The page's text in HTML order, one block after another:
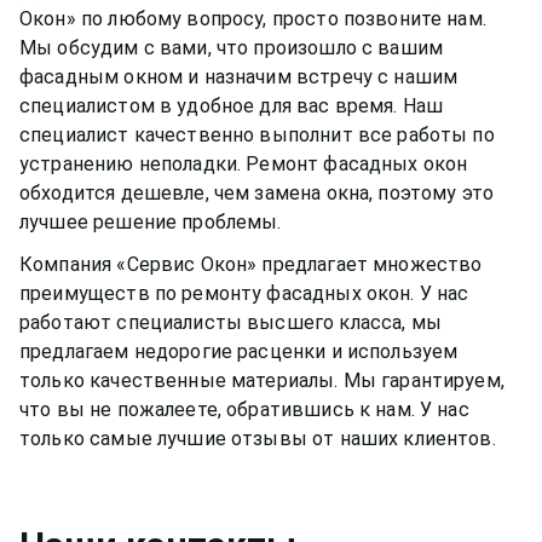
Окон» по любому вопросу, просто позвоните нам.
Мы обсудим с вами, что произошло с вашим
фасадным окном и назначим встречу с нашим
специалистом в удобное для вас время. Наш
специалист качественно выполнит все работы по
устранению неполадки. Ремонтфасадных окон
обходится дешевле, чем замена окна, поэтому это
лучшее решение проблемы.
Компания «Сервис Окон» предлагает множество
преимуществ по ремонту фасадных окон. У нас
работают специалисты высшего класса, мы
предлагаем недорогие расценки и используем
только качественные материалы. Мы гарантируем,
что вы не пожалеете, обратившись к нам. У нас
только самые лучшие отзывы от наших клиентов.